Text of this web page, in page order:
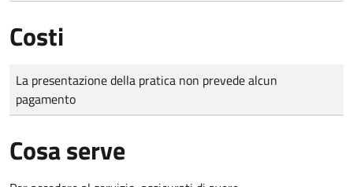
Costi
Tipo di pagamento
Importo
La presentazione della pratica non prevede alcun
pagamento
Cosa serve